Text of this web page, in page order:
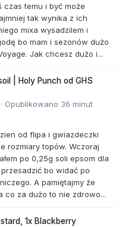
czas temu i być może
tak wynika z ich
mixa wysadzilem i
bo mam i sezonów dużo
Jak chcesz dużo i...
| Holy Punch od GHS
· Opublikowano 36 minut
od flipa i gwiazdeczki
rozmiary topów. Wczoraj
po 0,25g soli epsom dla
bo widać po
A pamiętajmy że
co za dużo to nie zdrowo...
1x Blackberry